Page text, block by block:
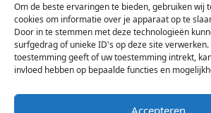
Om de beste ervaringen te bieden, gebruiken wij
cookies om informatie over je apparaat op te
Door in te stemmen met deze technologieën
surfgedrag of unieke ID's op deze site verwerken.
toestemming geeft of uw toestemming intrekt,
invloed hebben op bepaalde functies en
Accepteren